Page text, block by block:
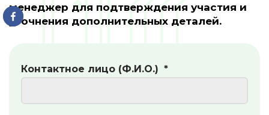
менеджер для подтверждения участия и
уточнения дополнительных деталей.
Контактное лицо (Ф.И.О.) *